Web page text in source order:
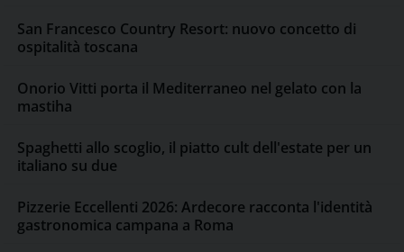
San Francesco Country Resort: nuovo concetto di
ospitalità toscana
Onorio Vitti porta il Mediterraneo nel gelato con la
mastiha
Spaghetti allo scoglio, il piatto cult dell'estate per un
italiano su due
Pizzerie Eccellenti 2026: Ardecore racconta l'identità
gastronomica campana a Roma